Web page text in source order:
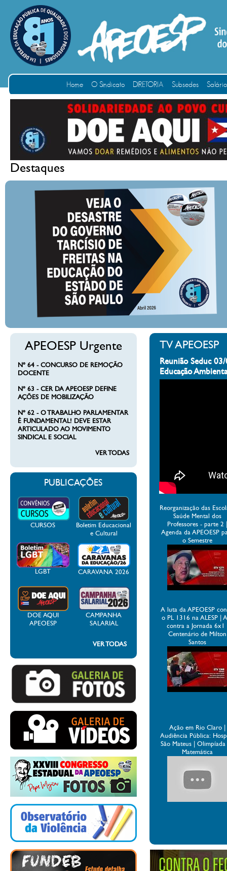
Home O Sindicato DIRETORIA Subsedes
Destaques
APEOESP Urgente
Nº 64 - CONCURSO DE REMOÇÃO
DOCENTE
Nº 63 - CER DA APEOESP DEFINE
AÇÕES DE MOBILIZAÇÃO
Nº 62 - O TRABALHO PARLAMENTAR
É FUNDAMENTAL! DEVE ESTAR
ARTICULADO AO MOVIMENTO
SINDICAL E SOCIAL
VER TODAS
PUBLICAÇÕES
CURSOS
Boletim Educacional
e Cultural
LGBT CARAVANA 2026
DOE AQUI
APEOESP
CAMPANHA
SALARIAL
VER TODAS
TV APEOESP
Reunião Seduc
Educação
Reorganização das
Saúde Mental dos
Professores - parte 2
Agenda da APEOESP
o Semestre
A luta da APEOESP
o PL 1316 na ALESP |
contra a Jornada 6x1
Centenário de Milton
Santos
Ação em Rio Claro |
Audiência Pública:
São Mateus |
Matemática